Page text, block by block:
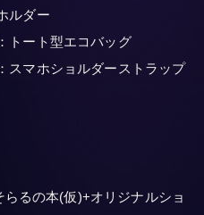
ルダー
トート型エコバッグ
スマホショルダーストラップ
るの本(仮)+オリジナルショ